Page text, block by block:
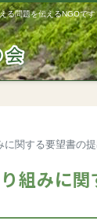
る問題を伝えるNGOです
関する要望書の提
組みに関